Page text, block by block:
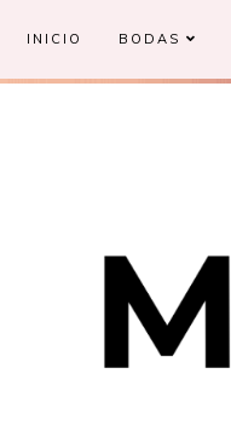
INICIO BODAS